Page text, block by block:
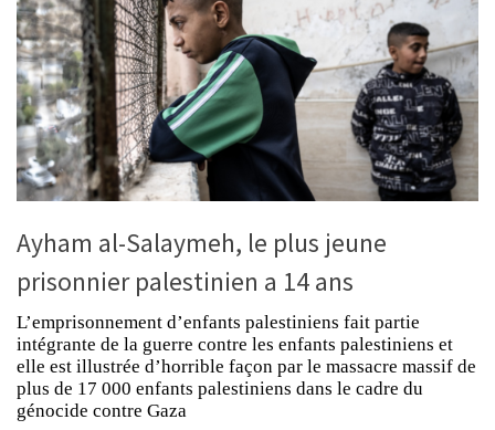
Ayham al-Salaymeh, le plus jeune
prisonnier palestinien a 14 ans
L’emprisonnement d’enfants palestiniens fait partie
intégrante de la guerre contre les enfants palestiniens et
elle est illustrée d’horrible façon par le massacre massif de
plus de 17 000 enfants palestiniens dans le cadre du
génocide contre Gaza